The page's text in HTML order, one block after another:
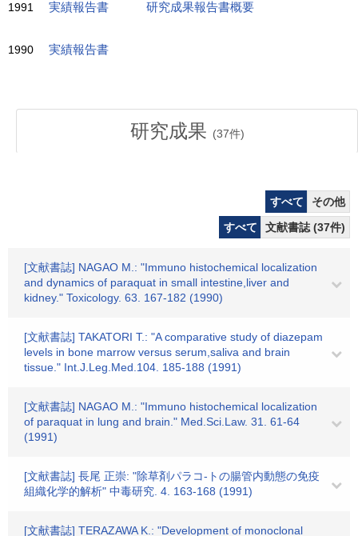
1991 実績報告書 研究成果報告書概要
1990 実績報告書
研究成果 (37件)
すべて
その他
すべて
文献書誌 (37件)
[文献書誌] NAGAO M.: "Immuno histochemical localization
and dynamics of paraquat in small intestine,liver and
kidney." Toxicology. 63. 167-182 (1990)
[文献書誌] TAKATORI T.: "A comparative study of diazepam
levels in bone marrow versus serum,saliva and brain
tissue." Int.J.Leg.Med.104. 185-188 (1991)
[文献書誌] NAGAO M.: "Immuno histochemical localization
of paraquat in lung and brain." Med.Sci.Law. 31. 61-64
(1991)
[文献書誌] 長尾 正崇: "除草剤パラコ-トの腸管内動態の免疫
組織化学的解析" 中毒研究. 4. 163-168 (1991)
[文献書誌] TERAZAWA K.: "Development of monoclonal